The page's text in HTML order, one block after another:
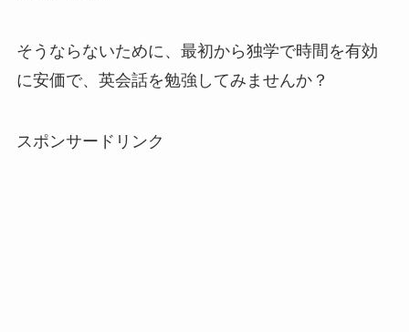
そうならないために、最初から独学で時間を有効
に安価で、英会話を勉強してみませんか？
スポンサードリンク